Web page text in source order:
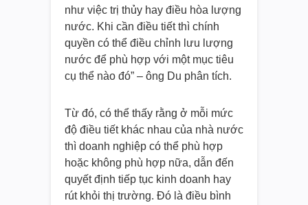
như việc trị thủy hay điều hòa lượng
nước. Khi cần điều tiết thì chính
quyền có thể điều chỉnh lưu lượng
nước để phù hợp với một mục tiêu
cụ thể nào đó” – ông Du phân tích.
Từ đó, có thể thấy rằng ở mỗi mức
độ điều tiết khác nhau của nhà nước
thì doanh nghiệp có thể phù hợp
hoặc không phù hợp nữa, dẫn đến
quyết định tiếp tục kinh doanh hay
rút khỏi thị trường. Đó là điều bình